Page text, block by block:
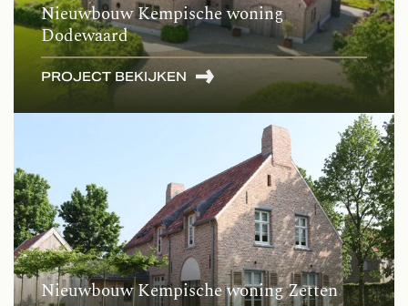
Nieuwbouw Kempische woning
Dodewaard
PROJECT BEKIJKEN
Nieuwbouw Kempische woning Zetten